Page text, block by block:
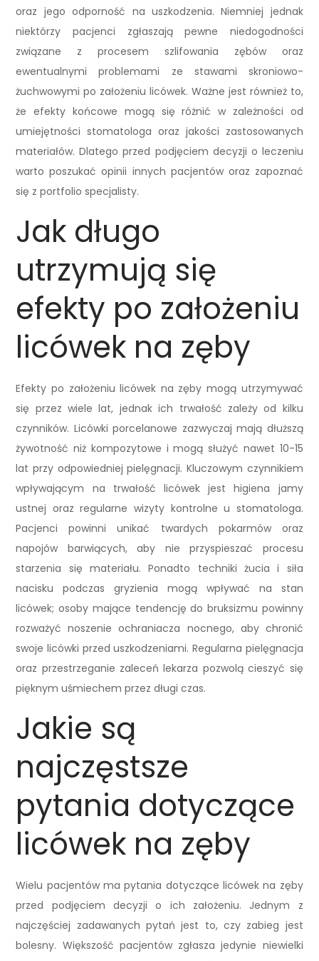
oraz jego odporność na uszkodzenia. Niemniej jednak
niektórzy pacjenci zgłaszają pewne niedogodności
związane z procesem szlifowania zębów oraz
ewentualnymi problemami ze stawami skroniowo-
żuchwowymi po założeniu licówek. Ważne jest również to,
że efekty końcowe mogą się różnić w zależności od
umiejętności stomatologa oraz jakości zastosowanych
materiałów. Dlatego przed podjęciem decyzji o leczeniu
warto poszukać opinii innych pacjentów oraz zapoznać
się z portfolio specjalisty.
Jak długo
utrzymują się
efekty po założeniu
licówek na zęby
Efekty po założeniu licówek na zęby mogą utrzymywać
się przez wiele lat, jednak ich trwałość zależy od kilku
czynników. Licówki porcelanowe zazwyczaj mają dłuższą
żywotność niż kompozytowe i mogą służyć nawet 10-15
lat przy odpowiedniej pielęgnacji. Kluczowym czynnikiem
wpływającym na trwałość licówek jest higiena jamy
ustnej oraz regularne wizyty kontrolne u stomatologa.
Pacjenci powinni unikać twardych pokarmów oraz
napojów barwiących, aby nie przyspieszać procesu
starzenia się materiału. Ponadto techniki żucia i siła
nacisku podczas gryzienia mogą wpływać na stan
licówek; osoby mające tendencję do bruksizmu powinny
rozważyć noszenie ochraniacza nocnego, aby chronić
swoje licówki przed uszkodzeniami. Regularna pielęgnacja
oraz przestrzeganie zaleceń lekarza pozwolą cieszyć się
pięknym uśmiechem przez długi czas.
Jakie są
najczęstsze
pytania dotyczące
licówek na zęby
Wielu pacjentów ma pytania dotyczące licówek na zęby
przed podjęciem decyzji o ich założeniu. Jednym z
najczęściej zadawanych pytań jest to, czy zabieg jest
bolesny. Większość pacjentów zgłasza jedynie niewielki